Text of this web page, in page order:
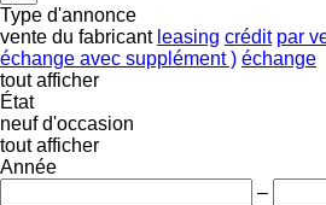
Type d'annonce
vente du fabricant leasing crédit par
échange avec supplément ) échange
tout afficher
État
neuf d'occasion
tout afficher
Année
–